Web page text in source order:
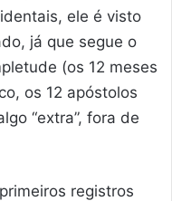
ele é visto
já que segue o
(os 12 meses
os 12 apóstolos
“extra”, fora de
registros